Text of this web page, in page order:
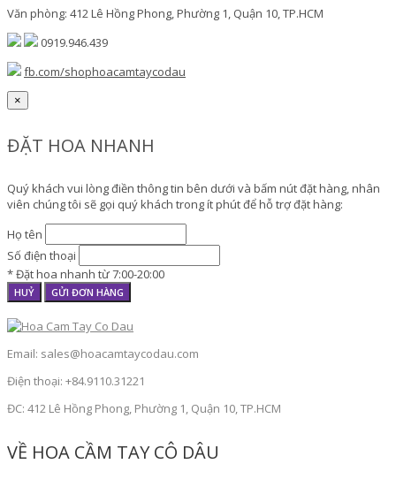
Văn phòng: 412 Lê Hồng Phong, Phường 1, Quận 10, TP.HCM
0919.946.439
fb.com/shophoacamtaycodau
×
ĐẶT HOA NHANH
Quý khách vui lòng điền thông tin bên dưới và bấm nút đặt hàng, nhân
viên chúng tôi sẽ gọi quý khách trong ít phút để hỗ trợ đặt hàng:
Họ tên
Số điện thoại
* Đặt hoa nhanh từ 7:00-20:00
HUỶ GỬI ĐƠN HÀNG
Email: sales@hoacamtaycodau.com
Điện thoại: +84.9110.31221
ĐC: 412 Lê Hồng Phong, Phường 1, Quận 10, TP.HCM
VỀ HOA CẦM TAY CÔ DÂU